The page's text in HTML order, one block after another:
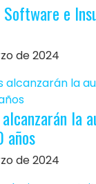
e
de 2024
la
años
de 2024